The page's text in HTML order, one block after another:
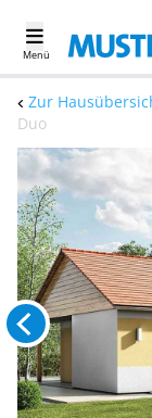
Menü
Zur
Duo